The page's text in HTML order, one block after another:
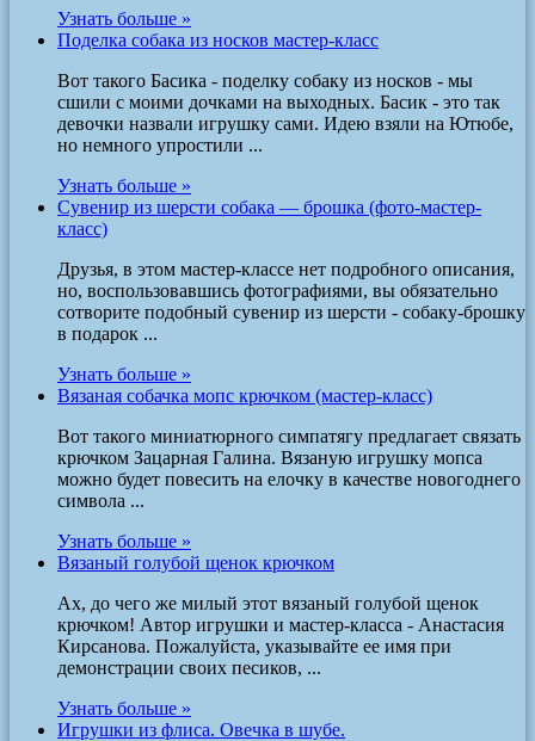
Узнать больше »
Поделка собака из носков мастер-класс
Вот такого Басика - поделку собаку из носков - мы
сшили с моими дочками на выходных. Басик - это так
девочки назвали игрушку сами. Идею взяли на Ютюбе,
но немного упростили ...
Узнать больше »
Сувенир из шерсти собака — брошка (фото-мастер-
класс)
Друзья, в этом мастер-классе нет подробного описания,
но, воспользовавшись фотографиями, вы обязательно
сотворите подобный сувенир из шерсти - собаку-брошку
в подарок ...
Узнать больше »
Вязаная собачка мопс крючком (мастер-класс)
Вот такого миниатюрного симпатягу предлагает связать
крючком Зацарная Галина. Вязаную игрушку мопса
можно будет повесить на елочку в качестве новогоднего
символа ...
Узнать больше »
Вязаный голубой щенок крючком
Ах, до чего же милый этот вязаный голубой щенок
крючком! Автор игрушки и мастер-класса - Анастасия
Кирсанова. Пожалуйста, указывайте ее имя при
демонстрации своих песиков, ...
Узнать больше »
Игрушки из флиса. Овечка в шубе.